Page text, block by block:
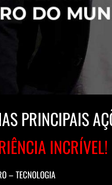
PRINCIPAIS
INCRÍVEL!
– TECNOLOGIA